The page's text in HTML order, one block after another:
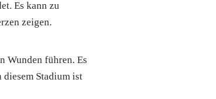
Es kann zu
zeigen.
Wunden führen. Es
Stadium ist